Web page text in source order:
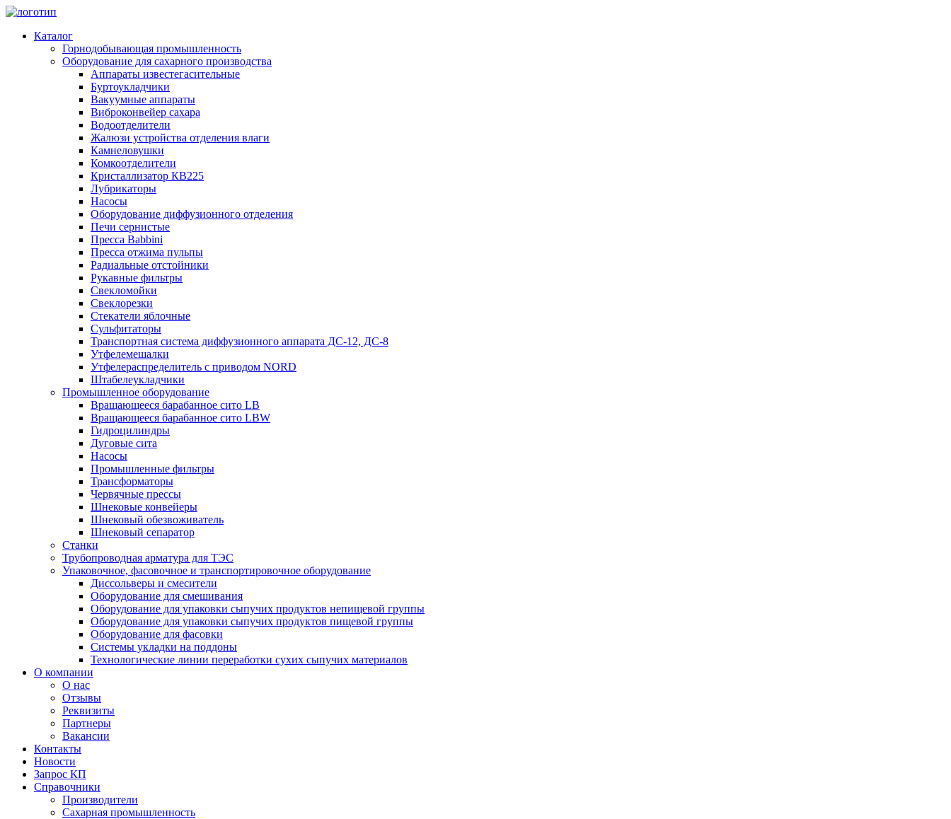
Каталог
Горнодобывающая промышленность
Оборудование для сахарного производства
Аппараты известегасительные
Буртоукладчики
Вакуумные аппараты
Виброконвейер сахара
Водоотделители
Жалюзи устройства отделения влаги
Камнеловушки
Комкоотделители
Кристаллизатор КВ225
Лубрикаторы
Насосы
Оборудование диффузионного отделения
Печи сернистые
Пресса Babbini
Пресса отжима пульпы
Радиальные отстойники
Рукавные фильтры
Свекломойки
Свеклорезки
Стекатели яблочные
Сульфитаторы
Транспортная система диффузионного аппарата ДС-12, ДС-8
Утфелемешалки
Утфелераспределитель с приводом NORD
Штабелеукладчики
Промышленное оборудование
Вращающееся барабанное сито LB
Вращающееся барабанное сито LBW
Гидроцилиндры
Дуговые сита
Насосы
Промышленные фильтры
Трансформаторы
Червячные прессы
Шнековые конвейеры
Шнековый обезвоживатель
Шнековый сепаратор
Станки
Трубопроводная арматура для ТЭС
Упаковочное, фасовочное и транспортировочное оборудование
Диссольверы и смесители
Оборудование для смешивания
Оборудование для упаковки сыпучих продуктов непищевой группы
Оборудование для упаковки сыпучих продуктов пищевой группы
Оборудование для фасовки
Системы укладки на поддоны
Технологические линии переработки сухих сыпучих материалов
О компании
О нас
Отзывы
Реквизиты
Партнеры
Вакансии
Контакты
Новости
Запрос КП
Справочники
Производители
Сахарная промышленность